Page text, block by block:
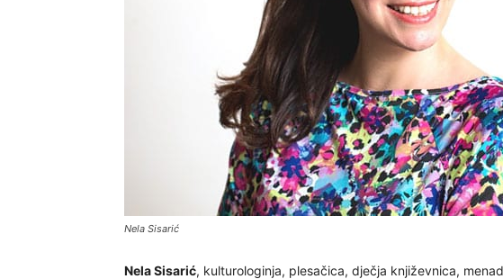
Nela Sisarić
Nela Sisarić, kulturologinja, plesačica, dječja književnica,